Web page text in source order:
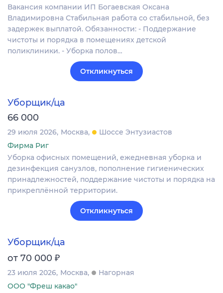
Вакансия компании ИП Богаевская Оксана
Владимировна Стабильная работа со стабильной, без
задержек выплатой. Обязанности: - Поддержание
чистоты и порядка в помещениях детской
поликлиники. - Уборка полов…
Откликнуться
Уборщик/ца
66 000
29 июля 2026 Москва
Шоссе Энтузиастов
Фирма Риг
Уборка офисных помещений, ежедневная уборка и
дезинфекция санузлов, пополнение гигиенических
принадлежностей, поддержание чистоты и порядка на
прикреплённой территории.
Откликнуться
Уборщик/ца
от 70 000 ₽
23 июля 2026 Москва
Нагорная
ООО "Фреш какао"